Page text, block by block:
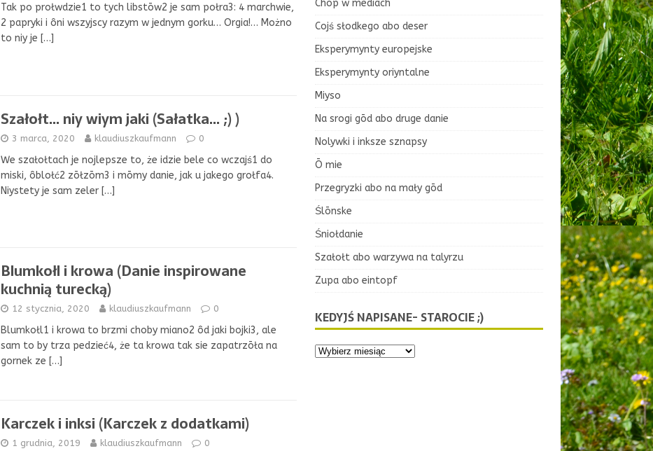
Tak po prołwdzie1 to tych libstōw2 je sam połra3: 4 marchwie,
2 papryki i ôni wszyjscy razym w jednym gorku… Orgia!… Możno
to niy je […]
Szałołt… niy wiym jaki (Sałatka… ;) )
3 marca, 2020 klaudiuszkaufmann 0
We szałołtach je nojlepsze to, że idzie bele co wczajś1 do
miski, ôblołć2 zōłzōm3 i mōmy danie, jak u jakego grołfa4.
Niystety je sam zeler […]
Blumkołl i krowa (Danie inspirowane
kuchnią turecką)
12 stycznia, 2020 klaudiuszkaufmann 0
Blumkołl1 i krowa to brzmi choby miano2 ôd jaki bojki3, ale
sam to by trza pedzieć4, że ta krowa tak sie zapatrzōła na
gornek ze […]
Karczek i inksi (Karczek z dodatkami)
1 grudnia, 2019 klaudiuszkaufmann 0
Chop w mediach
Cojś słodkego abo deser
Eksperymynty europejske
Eksperymynty oriyntalne
Miyso
Na srogi gōd abo druge danie
Nolywki i inksze sznapsy
Ō mie
Przegryzki abo na mały gōd
Ślōnske
Śniołdanie
Szałołt abo warzywa na talyrzu
Zupa abo eintopf
KEDYJŚ NAPISANE- STAROCIE ;)